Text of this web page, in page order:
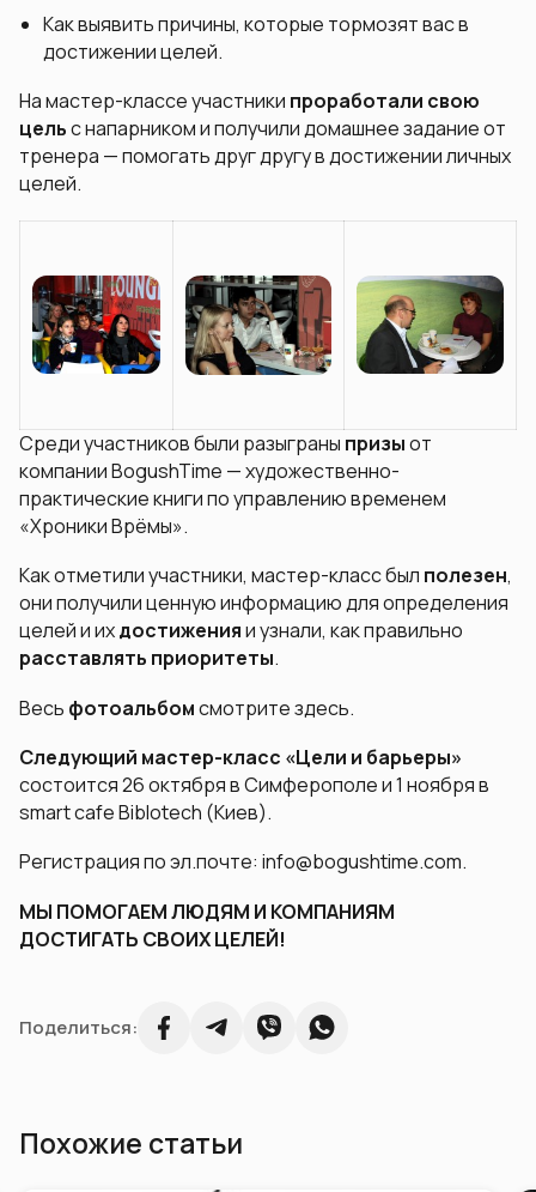
Как выявить причины, которые тормозят вас в
достижении целей.
На мастер-классе участники проработали свою
цельс напарником и получили домашнее задание от
тренера — помогать друг другу в достижении личных
целей.
Среди участников были разыграны призыот
компании BogushTime — художественно-
практические книги по управлению временем
«Хроники Врёмы».
Как отметили участники, мастер-класс был полезен,
они получили ценную информацию для определения
целей и ихдостиженияи узнали, как правильно
расставлять приоритеты.
Весь фотоальбомсмотрите здесь.
Следующий мастер-класс «Цели и барьеры»
состоится 26 октября в Симферополе и 1 ноября в
smart cafe Biblotech (Киев).
Регистрация по эл.почте: info@bogushtime.com.
МЫ ПОМОГАЕМ ЛЮДЯМ И КОМПАНИЯМ
ДОСТИГАТЬ СВОИХ ЦЕЛЕЙ!
Поделиться:
Похожие статьи